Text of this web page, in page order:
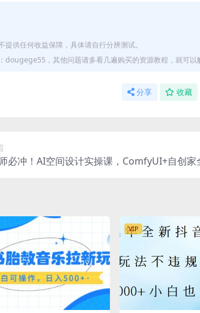
供任何收益保障，具体请自行分辨测试。
dougege55，其他问题请多看几遍购买的资源教程，就可以
分享 收藏
必冲！AI空间设计实操课，ComfyUI+自创家
VIP